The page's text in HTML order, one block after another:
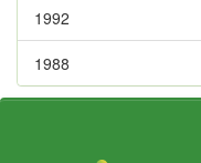
1992
1988